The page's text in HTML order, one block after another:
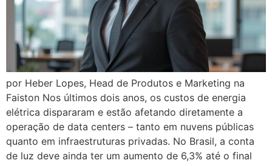
por Heber Lopes, Head de Produtos e Marketing na
Faiston Nos últimos dois anos, os custos de energia
elétrica dispararam e estão afetando diretamente a
operação de data centers – tanto em nuvens públicas
quanto em infraestruturas privadas. No Brasil, a conta
de luz deve ainda ter um aumento de 6,3% até o final